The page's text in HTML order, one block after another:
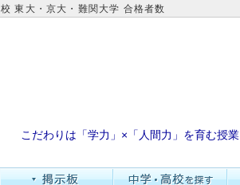
東大・京大・難関大学 合格者数
こだわりは「学力」×「人間力」を育む授業